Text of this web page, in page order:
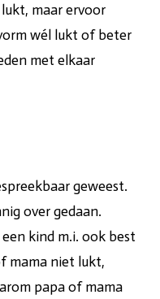
maar ervoor
wél lukt of beter
met elkaar
geweest.
over gedaan.
kind m.i. ook best
mama niet lukt,
papa of mama